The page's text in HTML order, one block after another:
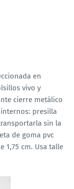
en
vivo y
cierre metálico
presilla
sin la
de goma pvc
1,75 cm. Usa talle